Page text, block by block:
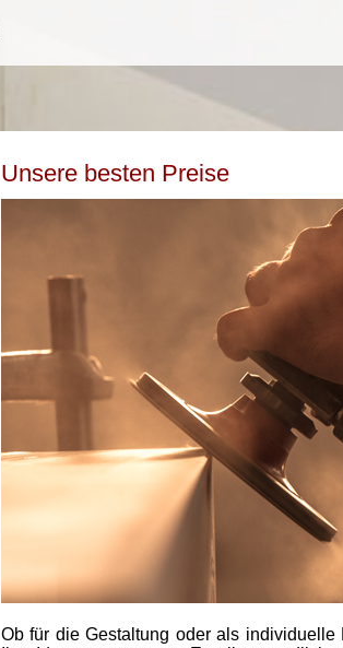
Unsere besten Preise
Ob für die Gestaltung oder als